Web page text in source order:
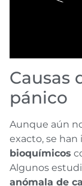
Causas
pánico
Aunque aún
exacto, se
bioquímicos
Algunos
anómala de